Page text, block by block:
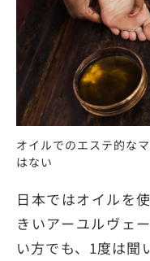
オイルでのエステ的な
はない
日本ではオイルを
きいアーユルヴェ
い方でも、1度は聞